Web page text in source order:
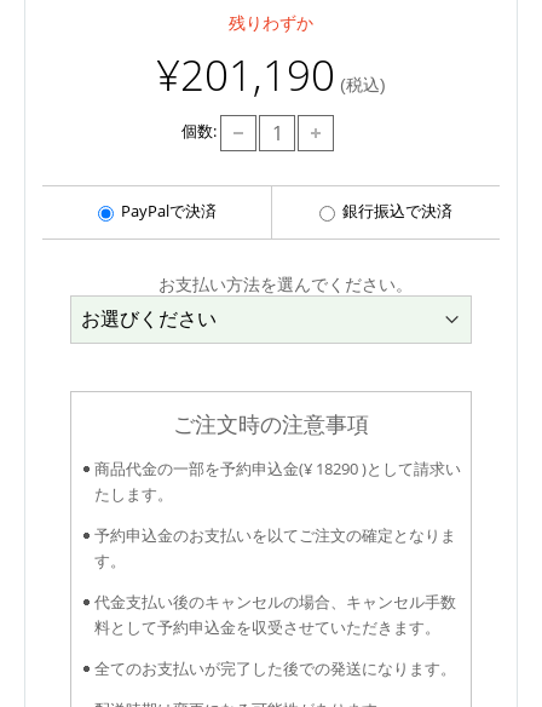
残りわずか
¥201,190 (税込)
個数:
PayPalで決済 銀行振込で決済
お支払い方法を選んでください。
ご注文時の注意事項
商品代金の一部を予約申込金(¥ 18290 )として請求い
たします。
予約申込金のお支払いを以てご注文の確定となりま
す。
代金支払い後のキャンセルの場合、キャンセル手数
料として予約申込金を収受させていただきます。
全てのお支払いが完了した後での発送になります。